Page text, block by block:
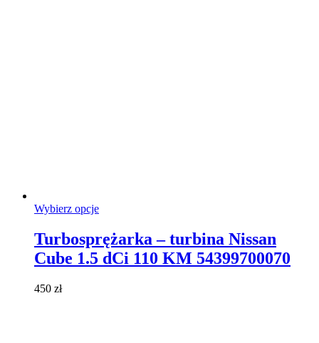
Wybierz opcjeTen
wiele
wariantów.
Turbosprężarka – turbina Nissan
Cube 1.5 dCi 110 KM 54399700070
450 zł